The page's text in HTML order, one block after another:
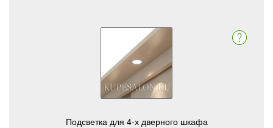
Подсветка для 4-х дверного шкафа